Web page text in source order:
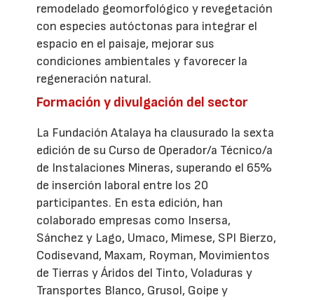
remodelado geomorfológico y revegetación
con especies autóctonas para integrar el
espacio en el paisaje, mejorar sus
condiciones ambientales y favorecer la
regeneración natural.
Formación y divulgación del sector
La Fundación Atalaya ha clausurado la sexta
edición de su Curso de Operador/a Técnico/a
de Instalaciones Mineras, superando el 65%
de inserción laboral entre los 20
participantes. En esta edición, han
colaborado empresas como Insersa,
Sánchez y Lago, Umaco, Mimese, SPI Bierzo,
Codisevand, Maxam, Royman, Movimientos
de Tierras y Áridos del Tinto, Voladuras y
Transportes Blanco, Grusol, Goipe y